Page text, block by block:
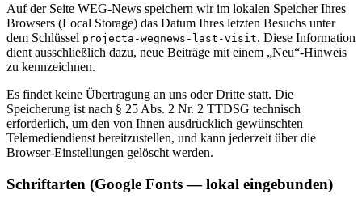
Auf der Seite WEG-News speichern wir im lokalen Speicher Ihres
Browsers (Local Storage) das Datum Ihres letzten Besuchs unter
dem Schlüssel projecta-wegnews-last-visit. Diese Information
dient ausschließlich dazu, neue Beiträge mit einem „Neu“-Hinweis
zu kennzeichnen.
Es findet keine Übertragung an uns oder Dritte statt. Die
Speicherung ist nach § 25 Abs. 2 Nr. 2 TTDSG technisch
erforderlich, um den von Ihnen ausdrücklich gewünschten
Telemediendienst bereitzustellen, und kann jederzeit über die
Browser-Einstellungen gelöscht werden.
Schriftarten (Google Fonts — lokal eingebunden)